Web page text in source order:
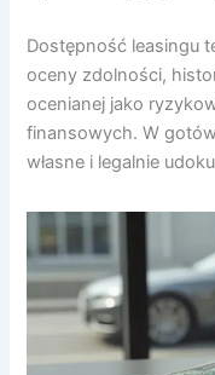
Dostępność leasingu
oceny zdolności,
ocenianej jako
finansowych. W
własne i legalnie